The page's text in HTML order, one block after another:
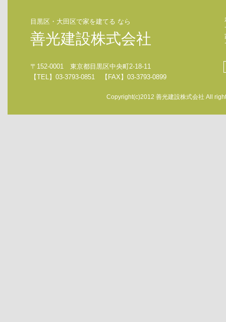
目黒区・大田区で家を建てる なら
善光建設株式会社
〒152-0001 東京都目黒区中央町2-18-11
【TEL】03-3793-0851 【FAX】03-3793-0899
Copyright(c)2012 善光建設株式会社 All